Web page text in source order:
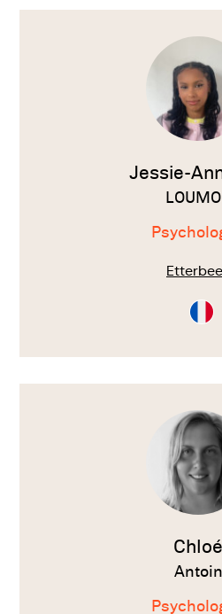
Voir
Jessie-
en
Voir
Chloé
Antoin